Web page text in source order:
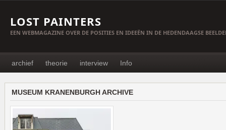
LOST PAINTERS
EEN WEBMAGAZINE OVER DE POSITIES EN IDEEËN IN DE HEDENDAAGSE
archief theorie interview Info
MUSEUM KRANENBURGH ARCHIVE